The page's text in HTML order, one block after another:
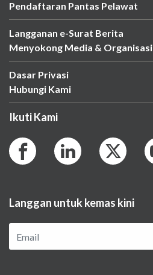
Pendaftaran Pantas Pelawat
Langganan e-Surat Berita
Menyokong Media & Organisasi
Dasar Privasi
Hubungi Kami
Ikuti Kami
Langgan untuk kemas kini